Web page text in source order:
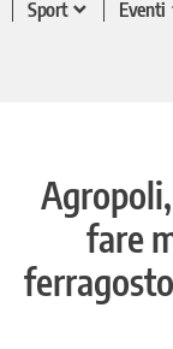
Sport
Eventi
fare